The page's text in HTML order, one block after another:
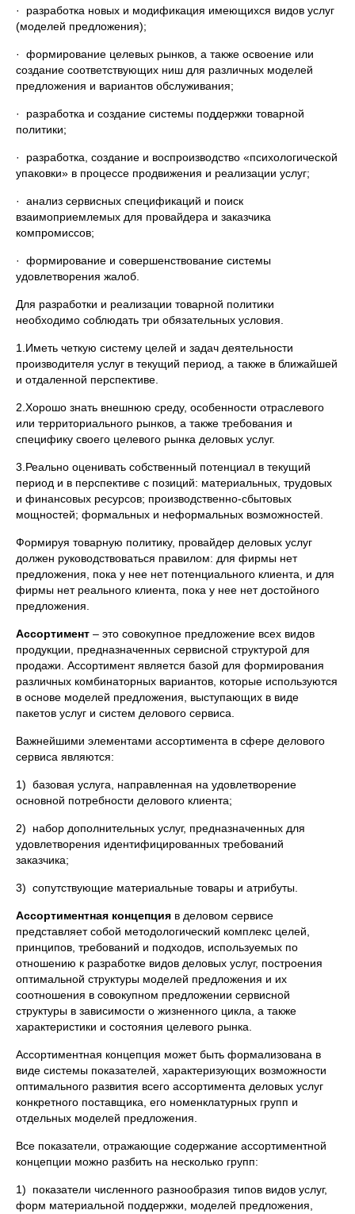
· разработка новых и модификация имеющихся видов услуг
(моделей предложения);
· формирование целевых рынков, а также освоение или
создание соответствующих ниш для различных моделей
предложения и вариантов обслуживания;
· разработка и создание системы поддержки товарной
политики;
· разработка, создание и воспроизводство «психологической
упаковки» в процессе продвижения и реализации услуг;
· анализ сервисных спецификаций и поиск
взаимоприемлемых для провайдера и заказчика
компромиссов;
· формирование и совершенствование системы
удовлетворения жалоб.
Для разработки и реализации товарной политики
необходимо соблюдать три обязательных условия.
1.Иметь четкую систему целей и задач деятельности
производителя услуг в текущий период, а также в ближайшей
и отдаленной перспективе.
2.Хорошо знать внешнюю среду, особенности отраслевого
или территориального рынков, а также требования и
специфику своего целевого рынка деловых услуг.
3.Реально оценивать собственный потенциал в текущий
период и в перспективе с позиций: материальных, трудовых
и финансовых ресурсов; производственно-сбытовых
мощностей; формальных и неформальных возможностей.
Формируя товарную политику, провайдер деловых услуг
должен руководствоваться правилом: для фирмы нет
предложения, пока у нее нет потенциального клиента, и для
фирмы нет реального клиента, пока у нее нет достойного
предложения.
Ассортимент – это совокупное предложение всех видов
продукции, предназначенных сервисной структурой для
продажи. Ассортимент является базой для формирования
различных комбинаторных вариантов, которые используются
в основе моделей предложения, выступающих в виде
пакетов услуг и систем делового сервиса.
Важнейшими элементами ассортимента в сфере делового
сервиса являются:
1) базовая услуга, направленная на удовлетворение
основной потребности делового клиента;
2) набор дополнительных услуг, предназначенных для
удовлетворения идентифицированных требований
заказчика;
3) сопутствующие материальные товары и атрибуты.
Ассортиментная концепция в деловом сервисе
представляет собой методологический комплекс целей,
принципов, требований и подходов, используемых по
отношению к разработке видов деловых услуг, построения
оптимальной структуры моделей предложения и их
соотношения в совокупном предложении сервисной
структуры в зависимости о жизненного цикла, а также
характеристики и состояния целевого рынка.
Ассортиментная концепция может быть формализована в
виде системы показателей, характеризующих возможности
оптимального развития всего ассортимента деловых услуг
конкретного поставщика, его номенклатурных групп и
отдельных моделей предложения.
Все показатели, отражающие содержание ассортиментной
концепции можно разбить на несколько групп:
1) показатели численного разнообразия типов видов услуг,
форм материальной поддержки, моделей предложения,